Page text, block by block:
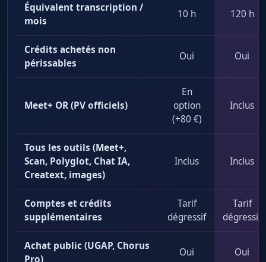
Équivalent transcription /
mois
10 h 120 h
Crédits achetés non
périssables
Oui Oui
Meet+ OR (PV officiels)
En
option
(+80 €)
Inclus
Tous les outils (Meet+,
Scan, Polyglot, Chat IA,
Creatext, images)
Inclus Inclus
Comptes et crédits
supplémentaires
Tarif
dégressif
Tarif
dégressif
Achat public (UGAP, Chorus
Pro)
Oui Oui